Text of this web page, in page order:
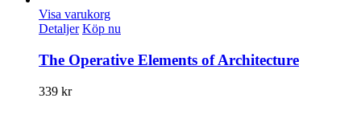
Visa varukorg
Detaljer Köp nu
The Operative Elements of Architecture
339 kr